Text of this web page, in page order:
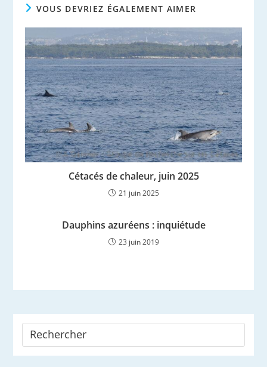
VOUS DEVRIEZ ÉGALEMENT AIMER
Cétacés de chaleur, juin 2025
21 juin 2025
Dauphins azuréens : inquiétude
23 juin 2019